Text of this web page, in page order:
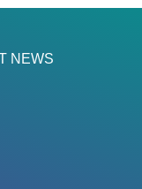
NEWS